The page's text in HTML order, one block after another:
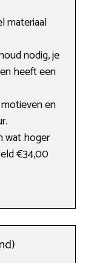
materiaal
nodig, je
heeft een
en
wat hoger
€34,00